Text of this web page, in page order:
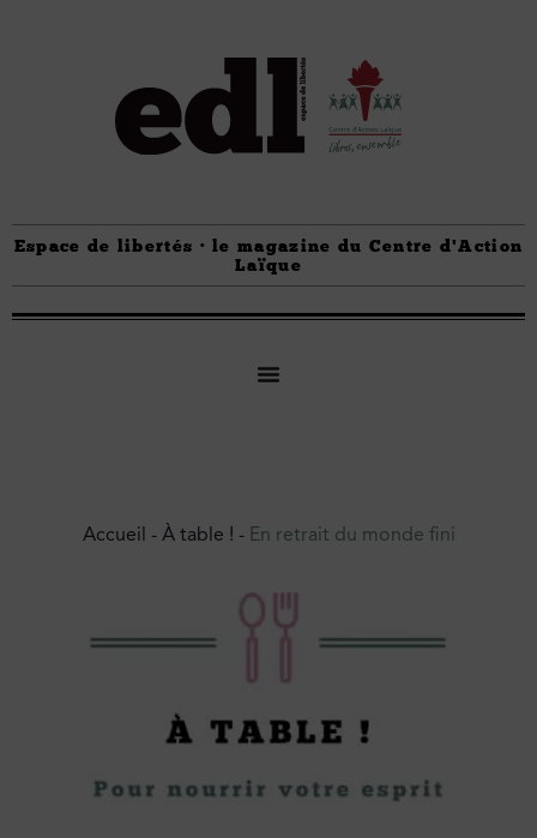
Espace de libertés · le magazine du Centre d'Action
Laïque
Accueil - À table ! - En retrait du monde fini